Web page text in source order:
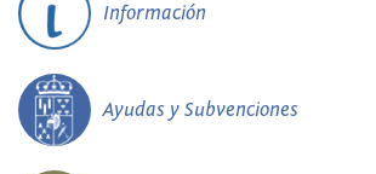
Información
Ayudas y Subvenciones